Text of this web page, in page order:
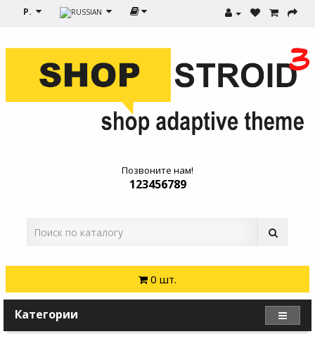
Р.
Позвоните нам!
123456789
0 шт.
Категории